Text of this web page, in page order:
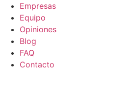
Empresas
Equipo
Opiniones
Blog
FAQ
Contacto